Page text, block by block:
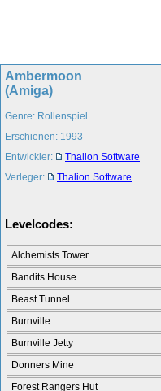
Ambermoon
(Amiga)
Genre: Rollenspiel
Erschienen: 1993
Entwickler:
Thalion Software
Verleger:
Thalion Software
Levelcodes:
Alchemists Tower
Bandits House
Beast Tunnel
Burnville
Burnville Jetty
Donners Mine
Forest Rangers Hut